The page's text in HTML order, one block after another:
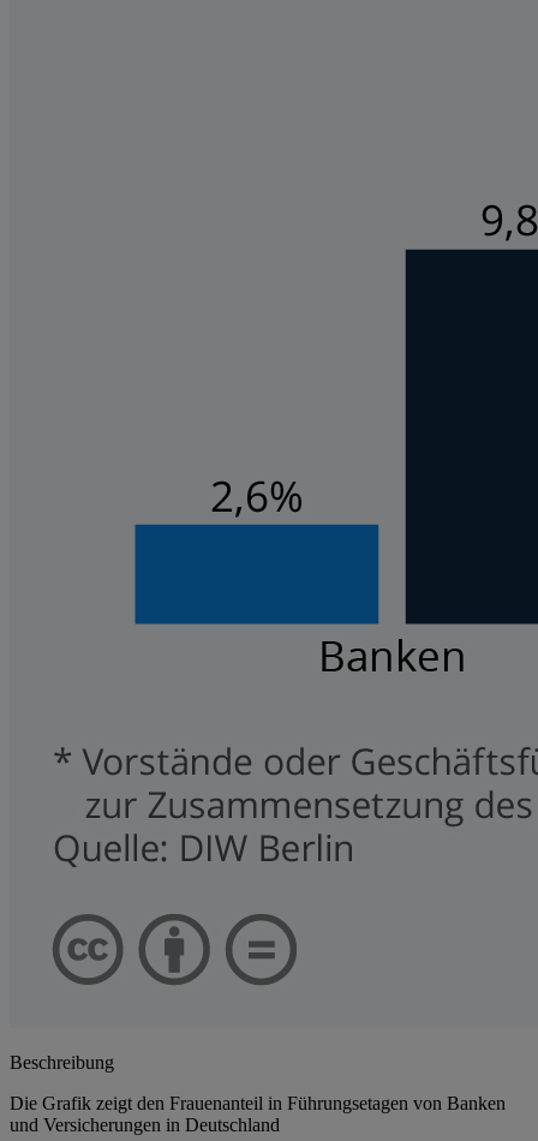
Beschreibung
Die Grafik zeigt den Frauenanteil in Führungsetagen von Banken
und Versicherungen in Deutschland